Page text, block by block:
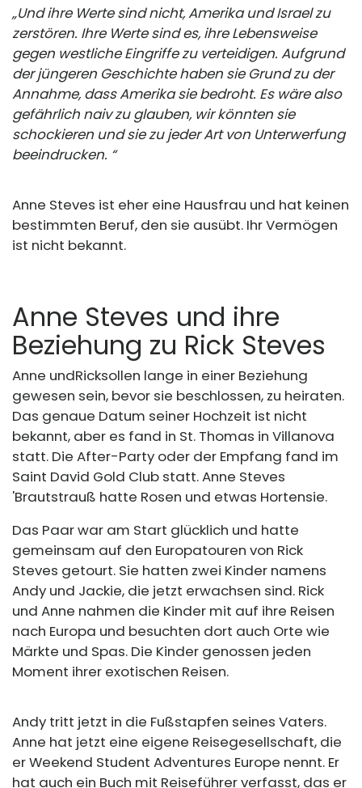
„Und ihre Werte sind nicht, Amerika und Israel zu
zerstören. Ihre Werte sind es, ihre Lebensweise
gegen westliche Eingriffe zu verteidigen. Aufgrund
der jüngeren Geschichte haben sie Grund zu der
Annahme, dass Amerika sie bedroht. Es wäre also
gefährlich naiv zu glauben, wir könnten sie
schockieren und sie zu jeder Art von Unterwerfung
beeindrucken. “
Anne Steves ist eher eine Hausfrau und hat keinen
bestimmten Beruf, den sie ausübt. Ihr Vermögen
ist nicht bekannt.
Anne Steves und ihre
Beziehung zu Rick Steves
Anne undRicksollen lange in einer Beziehung
gewesen sein, bevor sie beschlossen, zu heiraten.
Das genaue Datum seiner Hochzeit ist nicht
bekannt, aber es fand in St. Thomas in Villanova
statt. Die After-Party oder der Empfang fand im
Saint David Gold Club statt. Anne Steves
'Brautstrauß hatte Rosen und etwas Hortensie.
Das Paar war am Start glücklich und hatte
gemeinsam auf den Europatouren von Rick
Steves getourt. Sie hatten zwei Kinder namens
Andy und Jackie, die jetzt erwachsen sind. Rick
und Anne nahmen die Kinder mit auf ihre Reisen
nach Europa und besuchten dort auch Orte wie
Märkte und Spas. Die Kinder genossen jeden
Moment ihrer exotischen Reisen.
Andy tritt jetzt in die Fußstapfen seines Vaters.
Anne hat jetzt eine eigene Reisegesellschaft, die
er Weekend Student Adventures Europe nennt. Er
hat auch ein Buch mit Reiseführer verfasst, das er